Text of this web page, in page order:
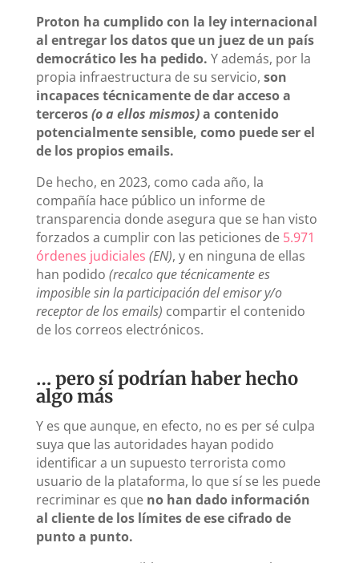
Proton ha cumplido con la ley internacional
al entregar los datos que un juez de un país
democrático les ha pedido. Y además, por la
propia infraestructura de su servicio, son
incapaces técnicamente de dar acceso a
terceros(o a ellos mismos)a contenido
potencialmente sensible, como puede ser el
de los propios emails.
De hecho, en 2023, como cada año, la
compañía hace público un informe de
transparencia donde asegura que se han visto
forzados a cumplir con las peticiones de 5.971
órdenes judiciales (EN), y en ninguna de ellas
han podido (recalco que técnicamente es
imposible sin la participación del emisor y/o
receptor de los emails) compartir el contenido
de los correos electrónicos.
… pero sí podrían haber hecho
algo más
Y es que aunque, en efecto, no es per sé culpa
suya que las autoridades hayan podido
identificar a un supuesto terrorista como
usuario de la plataforma, lo que sí se les puede
recriminar es que no han dado información
al cliente de los límites de ese cifrado de
punto a punto.